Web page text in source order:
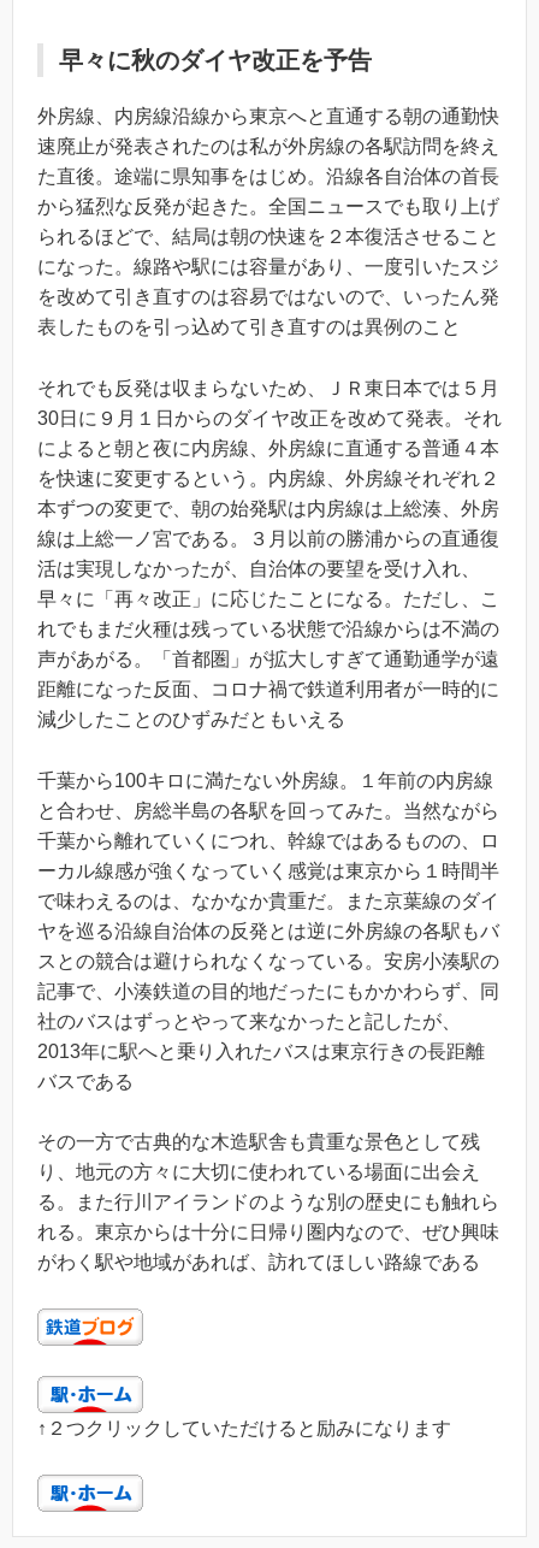
早々に秋のダイヤ改正を予告
外房線、内房線沿線から東京へと直通する朝の通勤快
速廃止が発表されたのは私が外房線の各駅訪問を終え
た直後。途端に県知事をはじめ。沿線各自治体の首長
から猛烈な反発が起きた。全国ニュースでも取り上げ
られるほどで、結局は朝の快速を２本復活させること
になった。線路や駅には容量があり、一度引いたスジ
を改めて引き直すのは容易ではないので、いったん発
表したものを引っ込めて引き直すのは異例のこと
それでも反発は収まらないため、ＪＲ東日本では５月
30日に９月１日からのダイヤ改正を改めて発表。それ
によると朝と夜に内房線、外房線に直通する普通４本
を快速に変更するという。内房線、外房線それぞれ２
本ずつの変更で、朝の始発駅は内房線は上総湊、外房
線は上総一ノ宮である。３月以前の勝浦からの直通復
活は実現しなかったが、自治体の要望を受け入れ、
早々に「再々改正」に応じたことになる。ただし、こ
れでもまだ火種は残っている状態で沿線からは不満の
声があがる。「首都圏」が拡大しすぎて通勤通学が遠
距離になった反面、コロナ禍で鉄道利用者が一時的に
減少したことのひずみだともいえる
千葉から100キロに満たない外房線。１年前の内房線
と合わせ、房総半島の各駅を回ってみた。当然ながら
千葉から離れていくにつれ、幹線ではあるものの、ロ
ーカル線感が強くなっていく感覚は東京から１時間半
で味わえるのは、なかなか貴重だ。また京葉線のダイ
ヤを巡る沿線自治体の反発とは逆に外房線の各駅もバ
スとの競合は避けられなくなっている。安房小湊駅の
記事で、小湊鉄道の目的地だったにもかかわらず、同
社のバスはずっとやって来なかったと記したが、
2013年に駅へと乗り入れたバスは東京行きの長距離
バスである
その一方で古典的な木造駅舎も貴重な景色として残
り、地元の方々に大切に使われている場面に出会え
る。また行川アイランドのような別の歴史にも触れら
れる。東京からは十分に日帰り圏内なので、ぜひ興味
がわく駅や地域があれば、訪れてほしい路線である
↑２つクリックしていただけると励みになります